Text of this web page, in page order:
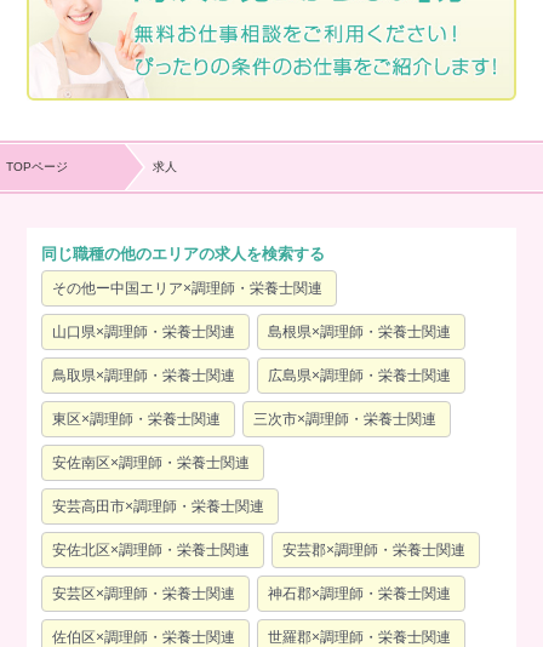
TOPページ 求人
同じ職種の他のエリアの求人を検索する
その他ー中国エリア×調理師・栄養士関連
山口県×調理師・栄養士関連 島根県×調理師・栄養士関連
鳥取県×調理師・栄養士関連 広島県×調理師・栄養士関連
東区×調理師・栄養士関連 三次市×調理師・栄養士関連
安佐南区×調理師・栄養士関連
安芸高田市×調理師・栄養士関連
安佐北区×調理師・栄養士関連 安芸郡×調理師・栄養士関連
安芸区×調理師・栄養士関連 神石郡×調理師・栄養士関連
佐伯区×調理師・栄養士関連 世羅郡×調理師・栄養士関連